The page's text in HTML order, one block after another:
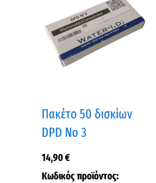
Πακέτο 50 δισκίων
DPD No 3
14,90€
Κωδικός προϊόντος: